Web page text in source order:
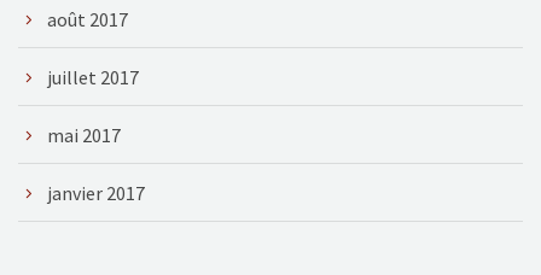
août 2017
juillet 2017
mai 2017
janvier 2017